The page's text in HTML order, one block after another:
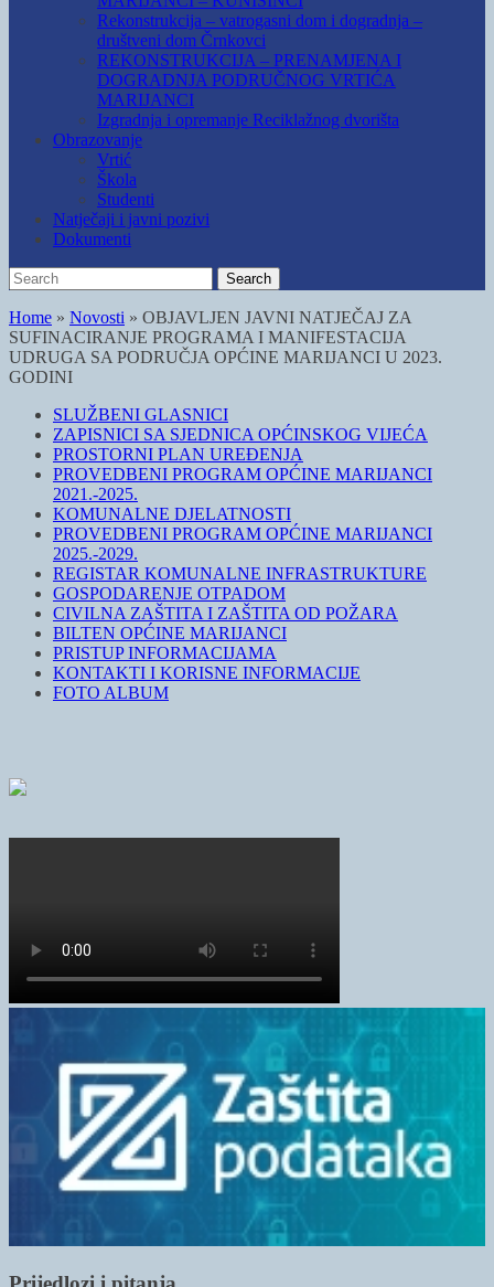
Rekonstrukcija – vatrogasni dom i dogradnja –
društveni dom Črnkovci
REKONSTRUKCIJA – PRENAMJENA I
DOGRADNJA PODRUČNOG VRTIĆA
MARIJANCI
Izgradnja i opremanje Reciklažnog dvorišta
Obrazovanje
Vrtić
Škola
Studenti
Natječaji i javni pozivi
Dokumenti
Search
for:
Search
Home » Novosti » OBJAVLJEN JAVNI NATJEČAJ ZA
SUFINACIRANJE PROGRAMA I MANIFESTACIJA
UDRUGA SA PODRUČJA OPĆINE MARIJANCI U 2023.
GODINI
SLUŽBENI GLASNICI
ZAPISNICI SA SJEDNICA OPĆINSKOG VIJEĆA
PROSTORNI PLAN UREĐENJA
PROVEDBENI PROGRAM OPĆINE MARIJANCI
2021.-2025.
KOMUNALNE DJELATNOSTI
PROVEDBENI PROGRAM OPĆINE MARIJANCI
2025.-2029.
REGISTAR KOMUNALNE INFRASTRUKTURE
GOSPODARENJE OTPADOM
CIVILNA ZAŠTITA I ZAŠTITA OD POŽARA
BILTEN OPĆINE MARIJANCI
PRISTUP INFORMACIJAMA
KONTAKTI I KORISNE INFORMACIJE
FOTO ALBUM